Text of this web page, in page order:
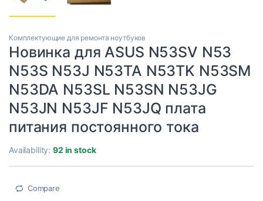
Комплектующие для ремонта ноутбуков
Новинка для ASUS N53SV N53
N53S N53J N53TA N53TK N53SM
N53DA N53SL N53SN N53JG
N53JN N53JF N53JQ плата
питания постоянного тока
Availability:92 in stock
Compare